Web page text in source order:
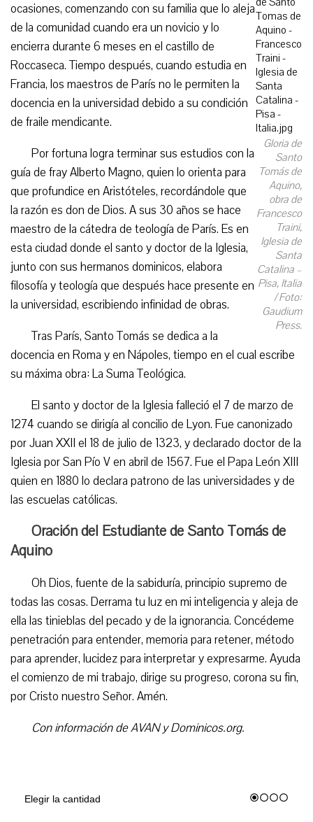
Gloria de
Santo
Tomás de
Aquino,
obra de
Francesco
Traini,
Iglesia de
Santa
Catalina –
Pisa, Italia
/ Foto:
Gaudium
Press.
ocasiones, comenzando con su familia que lo aleja
de la comunidad cuando era un novicio y lo
encierra durante 6 meses en el castillo de
Roccaseca. Tiempo después, cuando estudia en
Francia, los maestros de París no le permiten la
docencia en la universidad debido a su condición
de fraile mendicante.
Por fortuna logra terminar sus estudios con la
guía de fray Alberto Magno, quien lo orienta para
que profundice en Aristóteles, recordándole que
la razón es don de Dios. A sus 30 años se hace
maestro de la cátedra de teología de París. Es en
esta ciudad donde el santo y doctor de la Iglesia,
junto con sus hermanos dominicos, elabora
filosofía y teología que después hace presente en
la universidad, escribiendo infinidad de obras.
Tras París, Santo Tomás se dedica a la
docencia en Roma y en Nápoles, tiempo en el cual escribe
su máxima obra: La Suma Teológica.
El santo y doctor de la Iglesia falleció el 7 de marzo de
1274 cuando se dirigía al concilio de Lyon. Fue canonizado
por Juan XXII el 18 de julio de 1323, y declarado doctor de la
Iglesia por San Pío V en abril de 1567. Fue el Papa León XIII
quien en 1880 lo declara patrono de las universidades y de
las escuelas católicas.
Oración del Estudiante de Santo Tomás de
Aquino
Oh Dios, fuente de la sabiduría, principio supremo de
todas las cosas. Derrama tu luz en mi inteligencia y aleja de
ella las tinieblas del pecado y de la ignorancia. Concédeme
penetración para entender, memoria para retener, método
para aprender, lucidez para interpretar y expresarme. Ayuda
el comienzo de mi trabajo, dirige su progreso, corona su fin,
por Cristo nuestro Señor. Amén.
Con información de AVAN y Dominicos.org.